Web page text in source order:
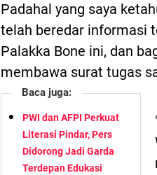
Padahal yang saya
telah beredar informasi
Palakka Bone ini, dan
membawa surat tugas
Baca juga:
PWI dan AFPI Perkuat
Literasi Pindar, Pers
Didorong Jadi Garda
Terdepan Edukasi